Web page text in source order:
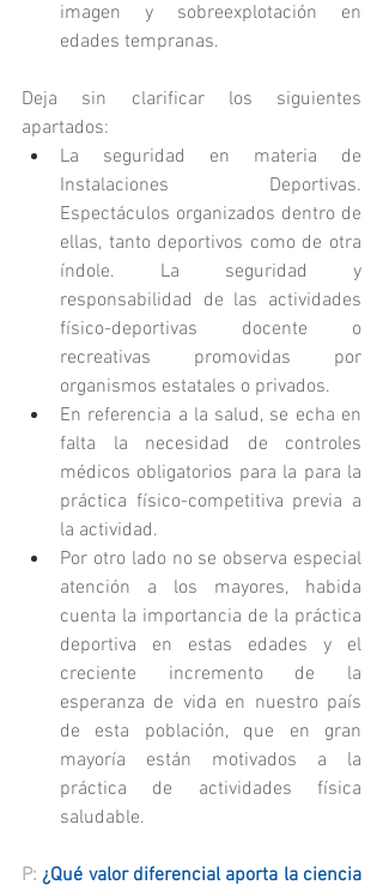
imagen y sobreexplotación en
edades tempranas.
Deja sin clarificar los siguientes
apartados:
La seguridad en materia de
Instalaciones Deportivas.
Espectáculos organizados dentro de
ellas, tanto deportivos como de otra
índole. La seguridad y
responsabilidad de las actividades
físico-deportivas docente o
recreativas promovidas por
organismos estatales o privados.
En referencia a la salud, se echa en
falta la necesidad de controles
médicos obligatorios para la para la
práctica físico-competitiva previa a
la actividad.
Por otro lado no se observa especial
atención a los mayores, habida
cuenta la importancia de la práctica
deportiva en estas edades y el
creciente incremento de la
esperanza de vida en nuestro país
de esta población, que en gran
mayoría están motivados a la
práctica de actividades física
saludable.
P: ¿Qué valor diferencial aporta la ciencia